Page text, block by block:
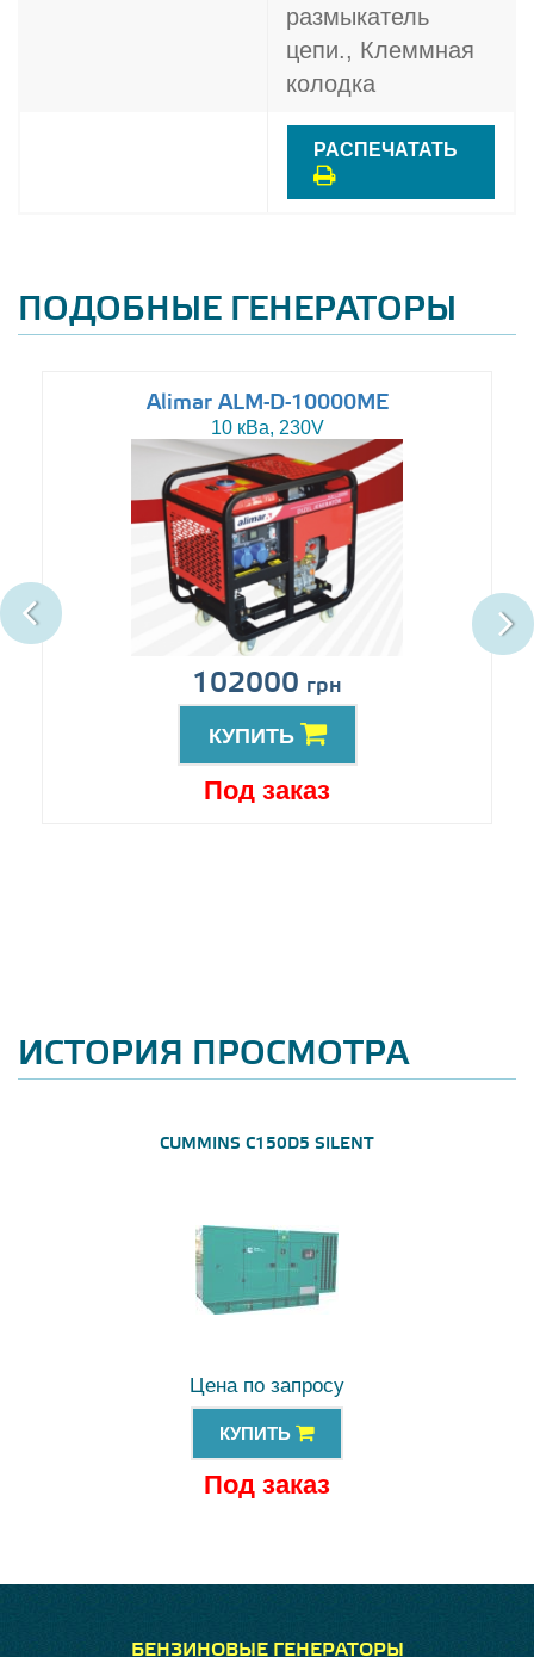
размыкатель
цепи., Клеммная
колодка
РАСПЕЧАТАТЬ
ПОДОБНЫЕ ГЕНЕРАТОРЫ
Alimar ALM-D-10000ME
10 кВа, 230V
102000 грн
КУПИТЬ
Под заказ
ИСТОРИЯ ПРОСМОТРА
CUMMINS C150D5 SILENT
Цена по запросу
КУПИТЬ
Под заказ
БЕНЗИНОВЫЕ ГЕНЕРАТОРЫ